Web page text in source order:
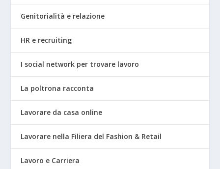
Genitorialità e relazione
HR e recruiting
I social network per trovare lavoro
La poltrona racconta
Lavorare da casa online
Lavorare nella Filiera del Fashion & Retail
Lavoro e Carriera